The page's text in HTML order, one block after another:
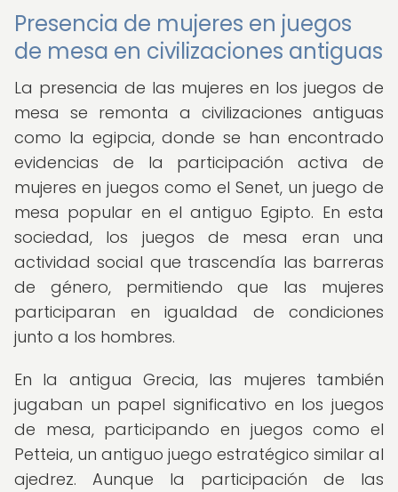
Presencia de mujeres en juegos
de mesa en civilizaciones antiguas
La presencia de las mujeres en los juegos de
mesa se remonta a civilizaciones antiguas
como la egipcia, donde se han encontrado
evidencias de la participación activa de
mujeres en juegos como el Senet, un juego de
mesa popular en el antiguo Egipto. En esta
sociedad, los juegos de mesa eran una
actividad social que trascendía las barreras
de género, permitiendo que las mujeres
participaran en igualdad de condiciones
junto a los hombres.
En la antigua Grecia, las mujeres también
jugaban un papel significativo en los juegos
de mesa, participando en juegos como el
Petteia, un antiguo juego estratégico similar al
ajedrez. Aunque la participación de las